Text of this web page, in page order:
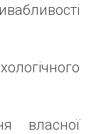
власної